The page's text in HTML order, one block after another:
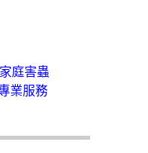
庭害蟲
業服務